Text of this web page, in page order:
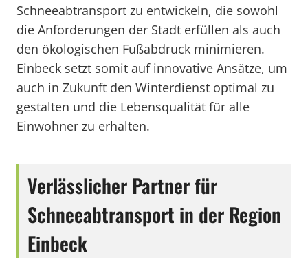
Schneeabtransport zu entwickeln, die sowohl
die Anforderungen der Stadt erfüllen als auch
den ökologischen Fußabdruck minimieren.
Einbeck setzt somit auf innovative Ansätze, um
auch in Zukunft den Winterdienst optimal zu
gestalten und die Lebensqualität für alle
Einwohner zu erhalten.
Verlässlicher Partner für
Schneeabtransport in der Region
Einbeck